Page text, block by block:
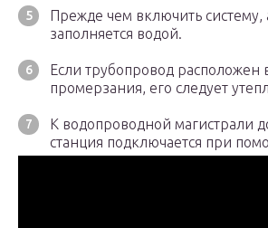
Прежде чем включить систему,
заполняется водой.
Если трубопровод
промерзания, его следует
К водопроводной магистрали
станция подключается при